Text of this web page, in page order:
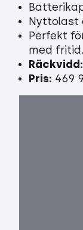
Nyttolast
Perfekt
med fritid.
Räckvidd:
Pris: 469